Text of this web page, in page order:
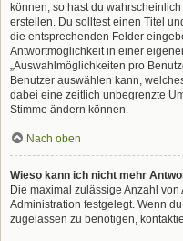
können, so hast du
erstellen. Du solltest einen Titel
die entsprechenden Felder
Antwortmöglichkeit in einer
„Auswahlmöglichkeiten pro
Benutzer auswählen kann,
dabei eine zeitlich unbegrenzte
Stimme ändern können.
Nach oben
Wieso kann ich nicht mehr
Die maximal zulässige Anzahl
Administration festgelegt. Wenn
zugelassen zu benötigen,